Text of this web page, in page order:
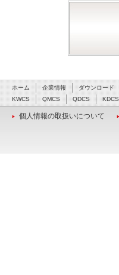
ホーム 企業情報 ダウンロード
KWCS
QMCS QDCS KDCS
個人情報の取扱いについて